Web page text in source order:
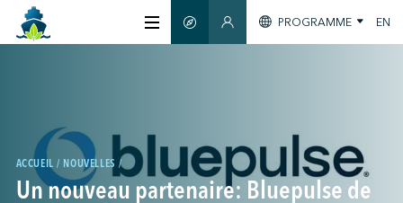
CERTIFICATION
GUIDE INTELLIGENT
ESPACE MEMBRES
PROGRAMME EN
ACCUEIL NOUVELLES
Un nouveau partenaire: Bluepulse de